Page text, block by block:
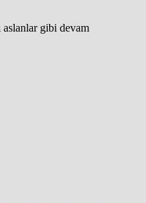
aslanlar gibi devam